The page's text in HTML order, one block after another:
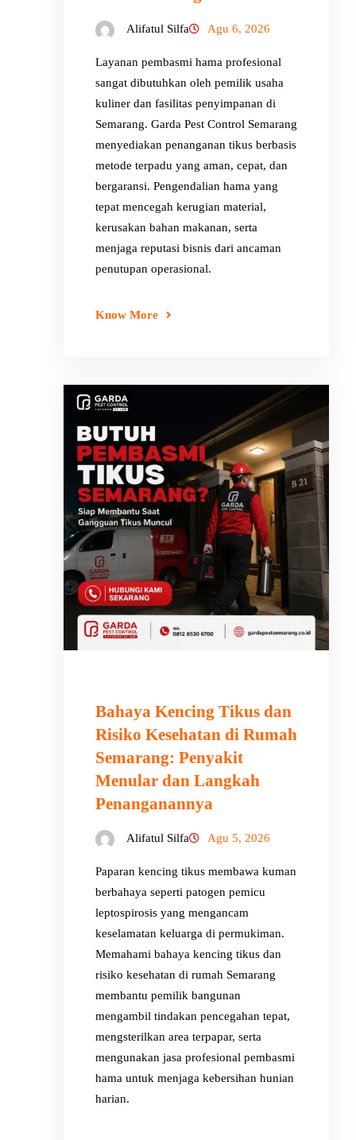
Alifatul Silfa Agu 6, 2026
Layanan pembasmi hama profesional
sangat dibutuhkan oleh pemilik usaha
kuliner dan fasilitas penyimpanan di
Semarang. Garda Pest Control Semarang
menyediakan penanganan tikus berbasis
metode terpadu yang aman, cepat, dan
bergaransi. Pengendalian hama yang
tepat mencegah kerugian material,
kerusakan bahan makanan, serta
menjaga reputasi bisnis dari ancaman
penutupan operasional.
Know More
Bahaya Kencing Tikus dan
Risiko Kesehatan di Rumah
Semarang: Penyakit
Menular dan Langkah
Penanganannya
Alifatul Silfa Agu 5, 2026
Paparan kencing tikus membawa kuman
berbahaya seperti patogen pemicu
leptospirosis yang mengancam
keselamatan keluarga di permukiman.
Memahami bahaya kencing tikus dan
risiko kesehatan di rumah Semarang
membantu pemilik bangunan
mengambil tindakan pencegahan tepat,
mengsterilkan area terpapar, serta
mengunakan jasa profesional pembasmi
hama untuk menjaga kebersihan hunian
harian.